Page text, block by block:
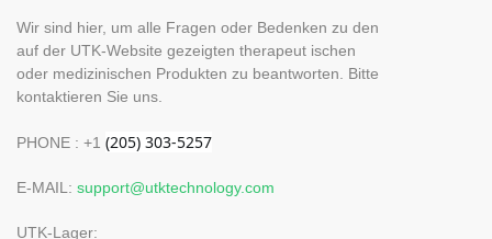
Wir sind hier, um alle Fragen oder Bedenken zu den
auf der UTK-Website gezeigten therapeut ischen
oder medizinischen Produkten zu beantworten. Bitte
kontaktieren Sie uns.
PHONE : +1
E-MAIL: support@utktechnology.com
UTK-Lager: